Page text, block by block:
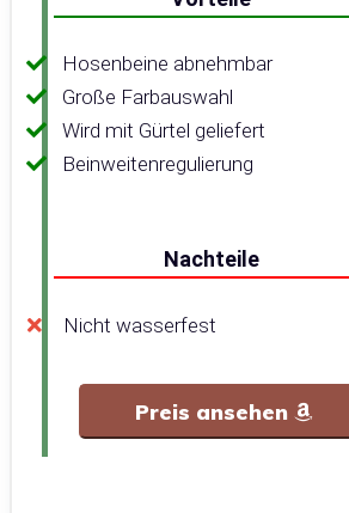
Hosenbeine abnehmbar
Große Farbauswahl
Wird mit Gürtel geliefert
Beinweitenregulierung
Nachteile
Nicht wasserfest
Preis ansehen